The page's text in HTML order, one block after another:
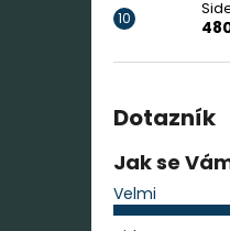
Dotazník
Jak se
Velmi